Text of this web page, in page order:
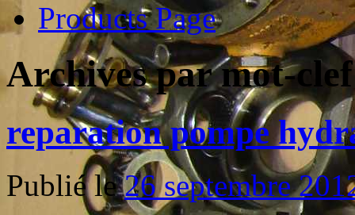
Products Page
Archives par mot-
reparation pompe
Publié le 26 septembre